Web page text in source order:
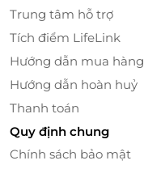
Trung tâm hỗ trợ
Tích điểm LifeLink
Hướng dẫn mua hàng
Hướng dẫn hoàn huỷ
Thanh toán
Quy định chung
Chính sách bảo mật